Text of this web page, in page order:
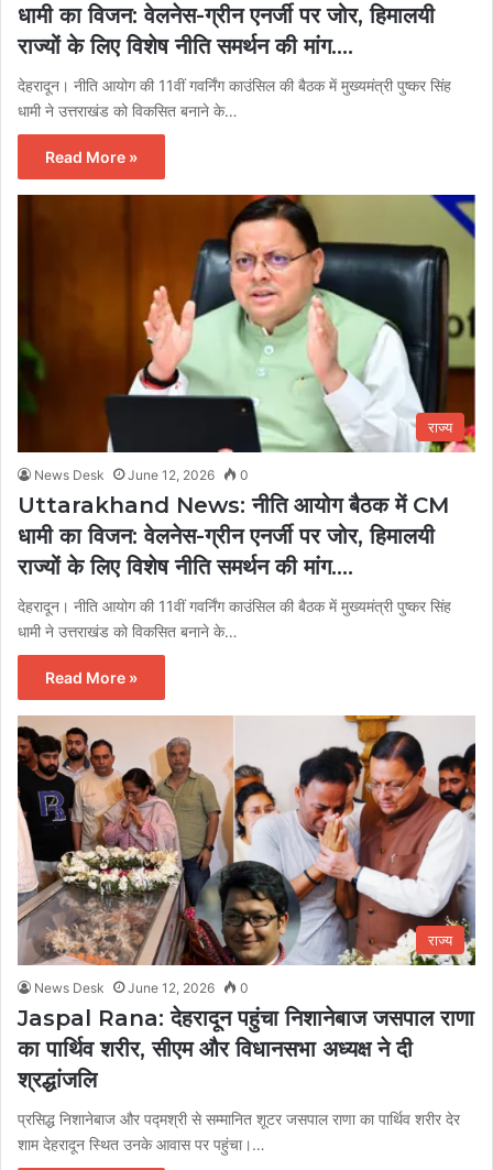
धामी का विजन: वेलनेस-ग्रीन एनर्जी पर जोर, हिमालयी
राज्यों के लिए विशेष नीति समर्थन की मांग….
देहरादून। नीति आयोग की 11वीं गवर्निंग काउंसिल की बैठक में मुख्यमंत्री पुष्कर सिंह
धामी ने उत्तराखंड को विकसित बनाने के…
Read More »
राज्य
News Desk June 12, 2026 0
Uttarakhand News: नीति आयोग बैठक में CM
धामी का विजन: वेलनेस-ग्रीन एनर्जी पर जोर, हिमालयी
राज्यों के लिए विशेष नीति समर्थन की मांग….
देहरादून। नीति आयोग की 11वीं गवर्निंग काउंसिल की बैठक में मुख्यमंत्री पुष्कर सिंह
धामी ने उत्तराखंड को विकसित बनाने के…
Read More »
राज्य
News Desk June 12, 2026 0
Jaspal Rana: देहरादून पहुंचा निशानेबाज जसपाल राणा
का पार्थिव शरीर, सीएम और विधानसभा अध्यक्ष ने दी
श्रद्धांजलि
प्रसिद्ध निशानेबाज और पद्मश्री से सम्मानित शूटर जसपाल राणा का पार्थिव शरीर देर
शाम देहरादून स्थित उनके आवास पर पहुंचा।…